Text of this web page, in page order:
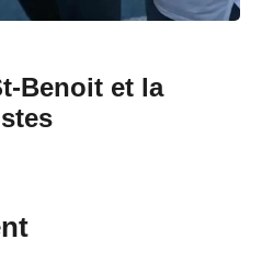
Benoit et la